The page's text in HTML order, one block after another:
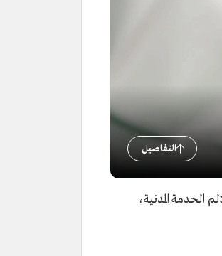
التفاصيل
موظفوها لسلالم الخدمة المدنية،